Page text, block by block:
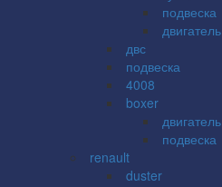
подвеска
двигатель
двс
подвеска
4008
boxer
двигатель
подвеска
renault
duster